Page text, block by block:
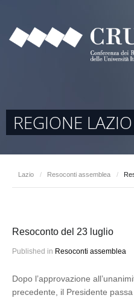
REGIONE LAZIO
Lazio / Resoconti assemblea /
Resoconto del 23 luglio
Published in Resoconti assemblea
Dopo l’approvazione
precedente, il Presidente